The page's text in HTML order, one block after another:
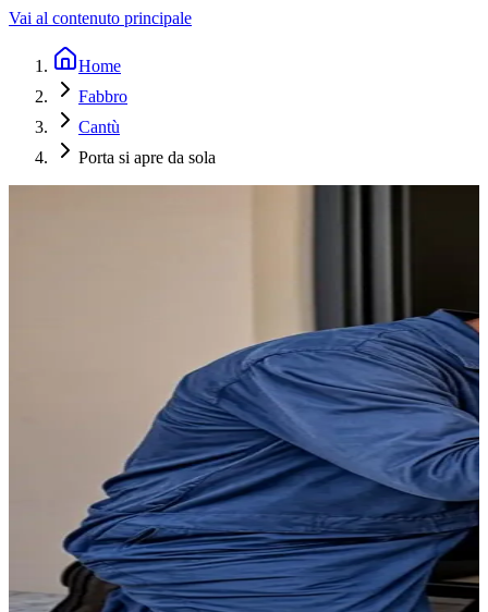
Vai al contenuto principale
Home
Fabbro
Cantù
Porta si apre da sola